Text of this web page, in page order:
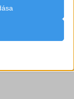
információkat
hogy betekintést